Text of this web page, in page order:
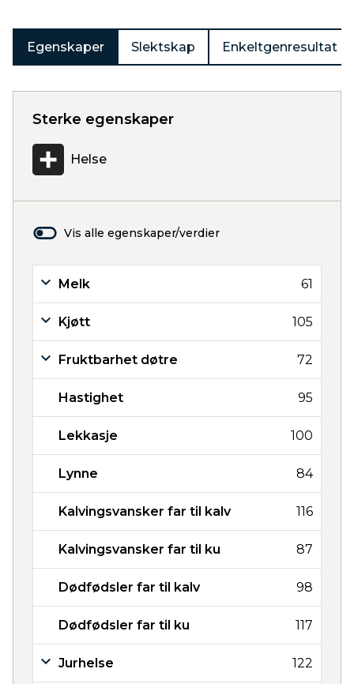
Egenskaper Slektskap Enkeltgenresultat
Sterke egenskaper
Helse
Vis alle egenskaper/verdier
Melk 61
Kjøtt 105
Fruktbarhet døtre 72
Hastighet 95
Lekkasje 100
Lynne 84
Kalvingsvansker far til kalv 116
Kalvingsvansker far til ku 87
Dødfødsler far til kalv 98
Dødfødsler far til ku 117
Jurhelse 122